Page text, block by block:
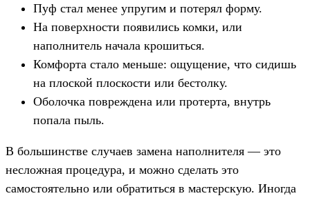
Пуф стал менее упругим и потерял форму.
На поверхности появились комки, или
наполнитель начала крошиться.
Комфорта стало меньше: ощущение, что сидишь
на плоской плоскости или бестолку.
Оболочка повреждена или протерта, внутрь
попала пыль.
В большинстве случаев замена наполнителя — это
несложная процедура, и можно сделать это
самостоятельно или обратиться в мастерскую. Иногда